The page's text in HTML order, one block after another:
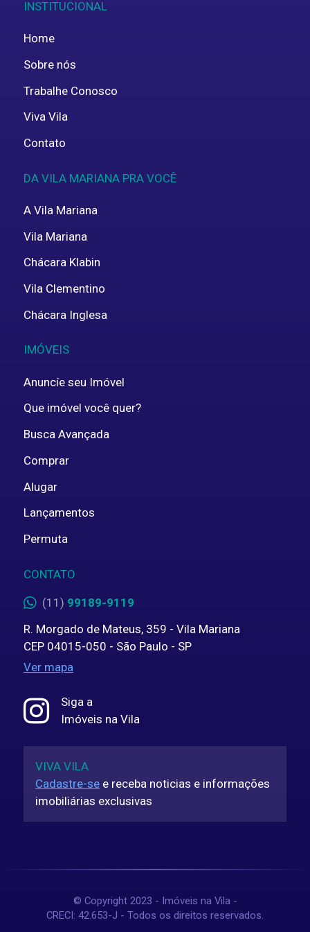
INSTITUCIONAL
Home
Sobre nós
Trabalhe Conosco
Viva Vila
Contato
DA VILA MARIANA PRA VOCÊ
A Vila Mariana
Vila Mariana
Chácara Klabin
Vila Clementino
Chácara Inglesa
IMÓVEIS
Anuncíe seu Imóvel
Que imóvel você quer?
Busca Avançada
Comprar
Alugar
Lançamentos
Permuta
CONTATO
(11) 99189-9119
R. Morgado de Mateus, 359 - Vila Mariana
CEP 04015-050 - São Paulo - SP
Ver mapa
Siga a
Imóveis na Vila
VIVA VILA
Cadastre-se e receba noticias e informações
imobiliárias exclusivas
© Copyright 2023 - Imóveis na Vila -
CRECI: 42.653-J - Todos os direitos reservados.